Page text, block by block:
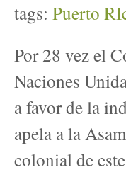
tags: Puerto
Por 28 vez el
Naciones
a favor de la
apela a la
colonial de